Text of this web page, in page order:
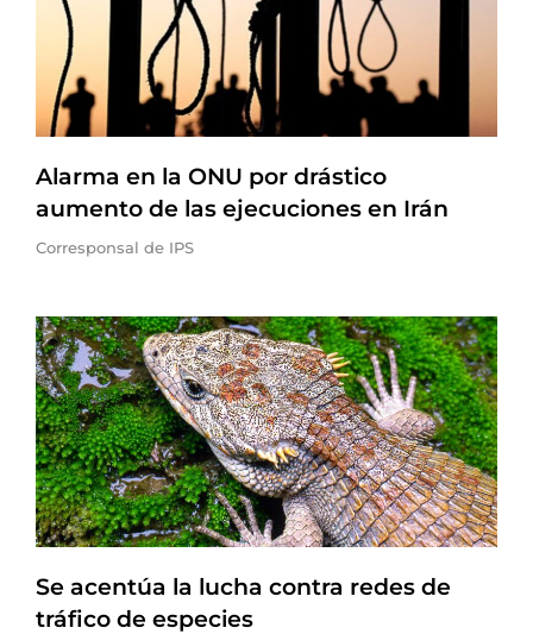
Alarma en la ONU por drástico
aumento de las ejecuciones en Irán
Corresponsal de IPS
Se acentúa la lucha contra redes de
tráfico de especies